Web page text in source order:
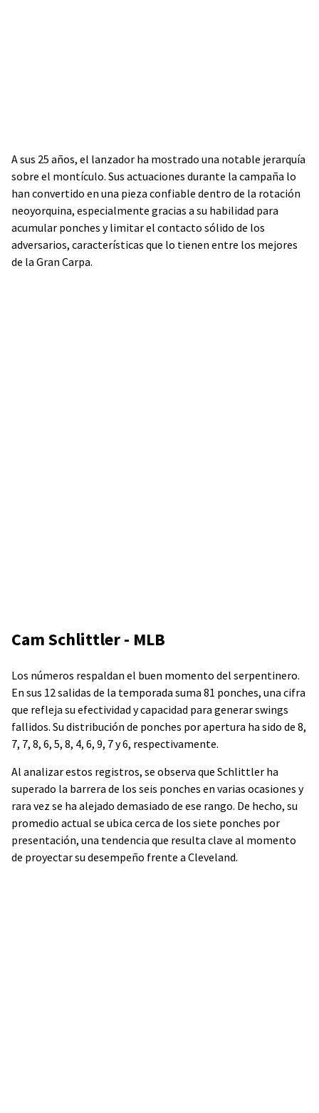
A sus 25 años, el lanzador ha mostrado una notable jerarquía
sobre el montículo. Sus actuaciones durante la campaña lo
han convertido en una pieza confiable dentro de la rotación
neoyorquina, especialmente gracias a su habilidad para
acumular ponches y limitar el contacto sólido de los
adversarios, características que lo tienen entre los mejores
de la Gran Carpa.
Cam Schlittler - MLB
Los números respaldan el buen momento del serpentinero.
En sus 12 salidas de la temporada suma 81 ponches, una cifra
que refleja su efectividad y capacidad para generar swings
fallidos. Su distribución de ponches por apertura ha sido de 8,
7, 7, 8, 6, 5, 8, 4, 6, 9, 7 y 6, respectivamente.
Al analizar estos registros, se observa que Schlittler ha
superado la barrera de los seis ponches en varias ocasiones y
rara vez se ha alejado demasiado de ese rango. De hecho, su
promedio actual se ubica cerca de los siete ponches por
presentación, una tendencia que resulta clave al momento
de proyectar su desempeño frente a Cleveland.